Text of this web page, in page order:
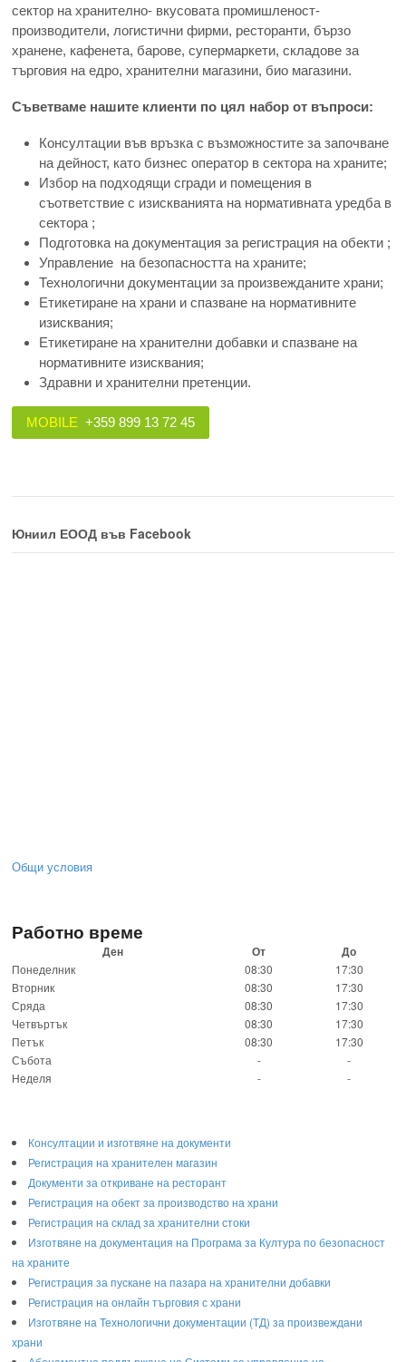
сектор на хранително- вкусовата промишленост-
производители, логистични фирми, ресторанти, бързо
хранене, кафенета, барове, супермаркети, складове за
търговия на едро, хранителни магазини, био магазини.
Съветваме нашите клиенти по цял набор от въпроси:
Консултации във връзка с възможностите за започване
на дейност, като бизнес оператор в сектора на храните;
Избор на подходящи сгради и помещения в
съответствие с изискванията на нормативната уредба в
сектора ;
Подготовка на документация за регистрация на обекти ;
Управление на безопасността на храните;
Технологични документации за произвежданите храни;
Етикетиране на храни и спазване на нормативните
изисквания;
Етикетиране на хранителни добавки и спазване на
нормативните изисквания;
Здравни и хранителни претенции.
MOBILE +359 899 13 72 45
Юниил ЕООД във Facebook
Общи условия
Работно време
Ден От До
Понеделник 08:30
17:30
Вторник
08:30
17:30
Сряда
08:30
17:30
Четвъртък
08:30
17:30
Петък
08:30
17:30
Събота
-
-
Неделя
- -
Консултации и изготвяне на документи
Регистрация на хранителен магазин
Документи за откриване на ресторант
Регистрация на обект за производство на храни
Регистрация на склад за хранителни стоки
Изготвяне на документация на Програма за Култура по безопасност
на храните
Регистрaция за пускане на пазара на хранителни добавки
Регистрация на онлайн търговия с храни
Изготвяне на Технологични документации (ТД) за произвеждани
храни